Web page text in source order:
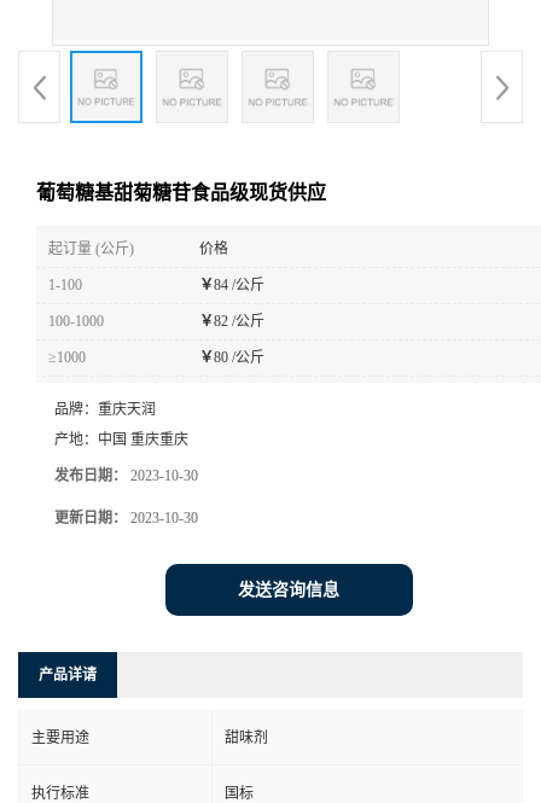
葡萄糖基甜菊糖苷食品级现货供应
起订量 (公斤) 价格
1-100 ￥84 /公斤
100-1000 ￥82 /公斤
≥1000 ￥80 /公斤
品牌： 重庆天润
产地： 中国 重庆重庆
发布日期： 2023-10-30
更新日期： 2023-10-30
发送咨询信息
产品详请
主要用途 甜味剂
执行标准 国标